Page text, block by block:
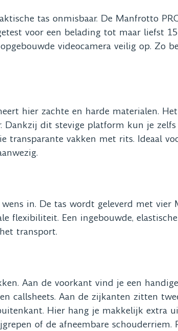
tas onmisbaar. De Manfrotto
voor een belading tot maar liefst
videocamera veilig op. Zo
hier zachte en harde materialen.
Dankzij dit stevige platform kun je
transparante vakken met rits. Ideaal
in. De tas wordt geleverd met vier
flexibiliteit. Een ingebouwde,
transport.
Aan de voorkant vind je een
callsheets. Aan de zijkanten zitten
Hier hang je makkelijk extra
of de afneembare schouderriem.